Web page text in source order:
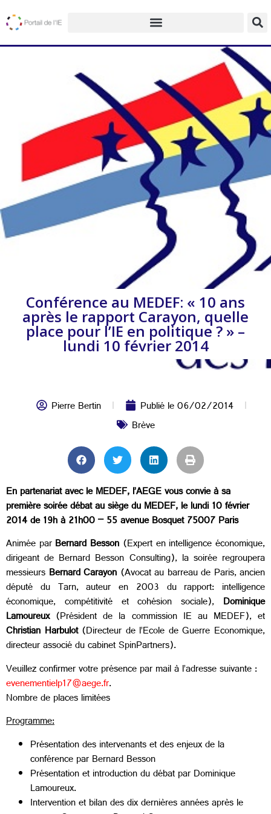
Conférence au MEDEF: « 10 ans
après le rapport Carayon, quelle
place pour l’IE en politique ? » –
lundi 10 février 2014
Pierre Bertin Publié le06/02/2014
Brève
En partenariat avec le MEDEF, l’AEGE vous convie à sa
première soirée débat au siège du MEDEF, le lundi 10 février
2014 de 19h à 21h00 – 55 avenue Bosquet 75007 Paris
Animée parBernard Besson (Expert en intelligence économique,
dirigeant de Bernard Besson Consulting), la soirée regroupera
messieurs Bernard Carayon (Avocat au barreau de Paris, ancien
député du Tarn, auteur en 2003 du rapport: intelligence
économique, compétitivité et cohésion sociale), Dominique
Lamoureux(Président de la commission IE au MEDEF), et
Christian Harbulot(Directeur de l’Ecole de Guerre Economique,
directeur associé du cabinet SpinPartners).
Veuillez confirmer votre présence par mail à l’adresse suivante :
evenementielp17@aege.fr.
Nombre de places limitées
Programme:
Présentation des intervenants et des enjeux de la
conférence par Bernard Besson
Présentation et introduction du débat par Dominique
Lamoureux.
Intervention et bilan des dix dernières années après le